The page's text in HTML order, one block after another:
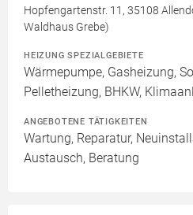
Hopfengartenstr. 11, 35108
Waldhaus Grebe)
HEIZUNG SPEZIALGEBIETE
Wärmepumpe, Gasheizung,
Pelletheizung, BHKW,
ANGEBOTENE TÄTIGKEITEN
Wartung, Reparatur,
Austausch, Beratung